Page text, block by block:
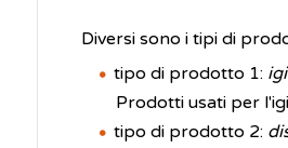
Diversi sono i tipi di
tipo di prodotto 1:
Prodotti usati per
tipo di prodotto 2: